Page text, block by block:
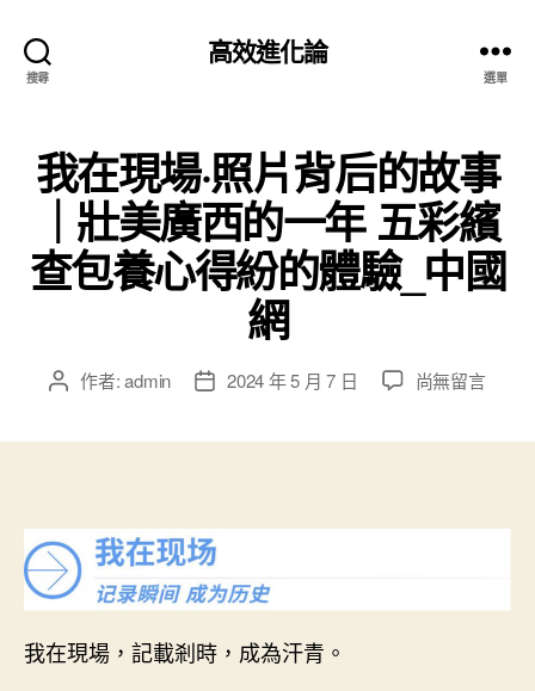
搜尋
高效進化論
選單
我在現場·照片背后的故事
｜壯美廣西的一年 五彩繽
查包養心得紛的體驗_中國
網
文 作者:admin
文 2024 年 5 月 7 日
在
照
后
尚無留言
我在現場，記載剎時，成為汗青。